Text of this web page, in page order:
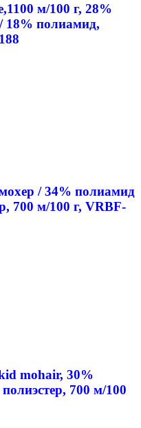
м/100 г, 28%
18% полиамид,
/ 34% полиамид
700 м/100 г, VRBF-
mohair, 30%
700 м/100